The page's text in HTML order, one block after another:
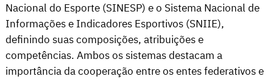
Nacional do Esporte (SINESP) e o Sistema Nacional de
Informações e Indicadores Esportivos (SNIIE),
definindo suas composições, atribuições e
competências. Ambos os sistemas destacam a
importância da cooperação entre os entes federativos e